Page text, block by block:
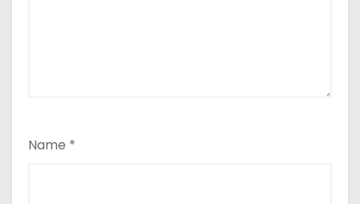
Name *